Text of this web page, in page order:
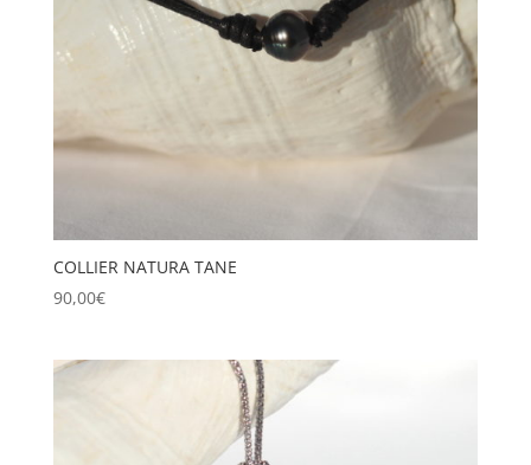
COLLIER NATURA TANE
90,00€